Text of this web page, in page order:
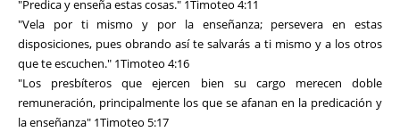
"Predica y enseña estas cosas." 1Timoteo 4:11
"Vela por ti mismo y por la enseñanza; persevera en estas
disposiciones, pues obrando así te salvarás a ti mismo y a los otros
que te escuchen." 1Timoteo 4:16
"Los presbíteros que ejercen bien su cargo merecen doble
remuneración, principalmente los que se afanan en la predicación y
la enseñanza" 1Timoteo 5:17